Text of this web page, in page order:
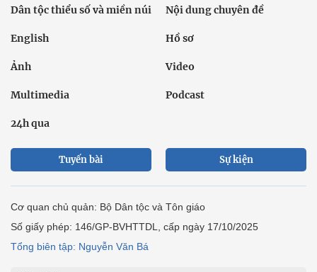
Dân tộc thiểu số và miền núi Nội dung chuyên đề
English Hồ sơ
Ảnh Video
Multimedia Podcast
24h qua
Tuyến bài Sự kiện
Cơ quan chủ quản: Bộ Dân tộc và Tôn giáo
Số giấy phép: 146/GP-BVHTTDL, cấp ngày 17/10/2025
Tổng biên tập: Nguyễn Văn Bá